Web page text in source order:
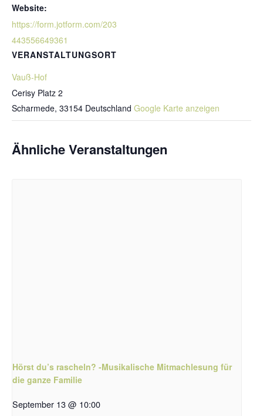
Website:
https://form.jotform.com/203
443556649361
VERANSTALTUNGSORT
Vauß-Hof
Cerisy Platz 2
Scharmede, 33154 Deutschland Google Karte anzeigen
Ähnliche Veranstaltungen
Hörst du’s rascheln? -Musikalische Mitmachlesung für
die ganze Familie
September 13 @ 10:00